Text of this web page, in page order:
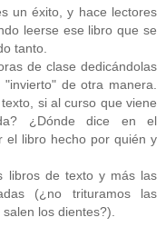
un éxito, y hace lectores
leerse ese libro que se
tanto.
de clase dedicándolas
de otra manera.
si al curso que viene
¿Dónde dice en el
el libro hecho por quién y
libros de texto y más las
(¿no trituramos las
los dientes?).